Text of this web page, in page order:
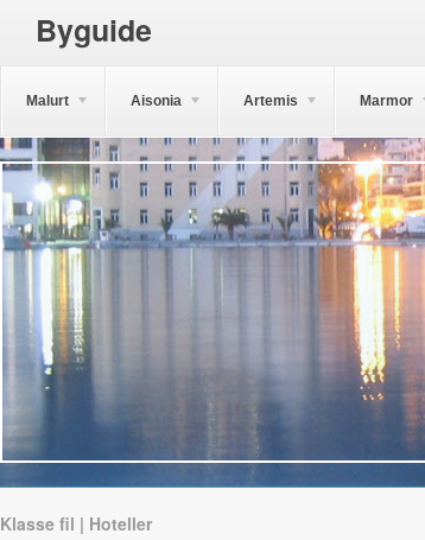
Byguide
Malurt Aisonia Artemis Marmor
Klasse fil | Hoteller